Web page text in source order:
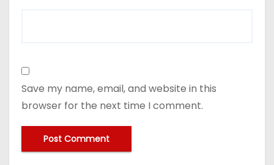
Save my name, email, and website in this
browser for the next time I comment.